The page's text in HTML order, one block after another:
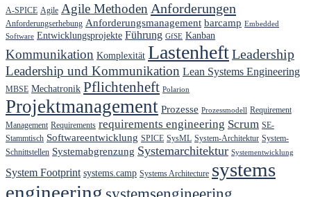
A-SPICE Agile Agile Methoden Anforderungen
Anforderungserhebung Anforderungsmanagement barcamp Embedded
Software Entwicklungsprojekte Führung GfSE Kanban
Kommunikation Komplexität LastenheftLeadership
Leadership und Kommunikation Lean Systems Engineering
MBSE Mechatronik Pflichtenheft Polarion
Projektmanagement Prozesse Prozessmodell Requirement
Management Requirements requirements engineering Scrum SE-
Stammtisch Softwareentwicklung SPICE SysML System-Architektur System-
Schnittstellen Systemabgrenzung Systemarchitektur Systementwicklung
System Footprint systems.camp Systems Architecture systems
engineering